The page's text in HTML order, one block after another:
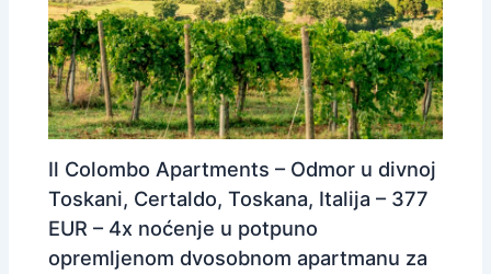
Il Colombo Apartments – Odmor u divnoj
Toskani, Certaldo, Toskana, Italija – 377
EUR – 4x noćenje u potpuno
opremljenom dvosobnom apartmanu za